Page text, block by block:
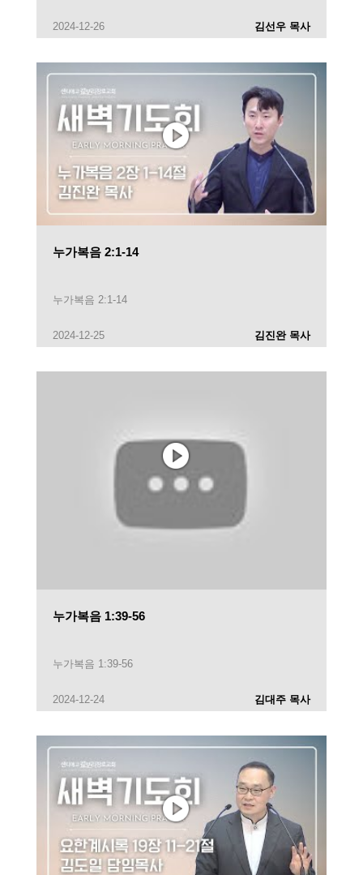
2024-12-26 김선우 목사
누가복음 2:1-14
누가복음 2:1-14
2024-12-25 김진완 목사
누가복음 1:39-56
누가복음 1:39-56
2024-12-24 김대주 목사